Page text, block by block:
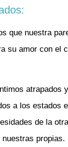
que nuestra
su amor con el
atrapados y
a los estados
de la
nuestras propias.